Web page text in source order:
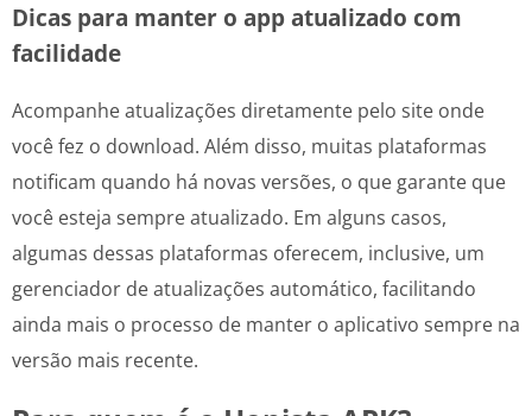
Dicas para manter o app atualizado com
facilidade
Acompanhe atualizações diretamente pelo site onde
você fez o download. Além disso, muitas plataformas
notificam quando há novas versões, o que garante que
você esteja sempre atualizado. Em alguns casos,
algumas dessas plataformas oferecem, inclusive, um
gerenciador de atualizações automático, facilitando
ainda mais o processo de manter o aplicativo sempre na
versão mais recente.